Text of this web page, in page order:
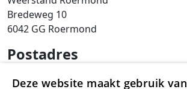
Bredeweg 10
6042 GG Roermond
Postadres
Deze website maakt gebruik van